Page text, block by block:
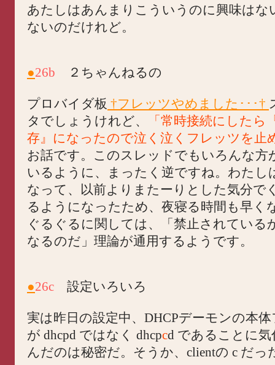
あたしはあんまりこういうのに興味はな
ないのだけれど。
●26b ２ちゃんねるの
プロバイダ板 †フレッツやめました･･･†
タでしょうけれど、
「常時接続にしたら
存』になったので泣く泣くフレッツを止
お話です。このスレッドでもいろんな方
いるように、まったく逆ですね。わたし
なって、以前よりまたーりとした気分で
るようになったため、夜寝る時間も早く
ぐるぐるに関しては、「禁止されている
なるのだ」理論が通用するようです。
●26c 設定いろいろ
実は昨日の設定中、DHCPデーモンの本
が dhcpd ではなく dhcpcd であることに
んだのは秘密だ。そうか、clientの c だっ